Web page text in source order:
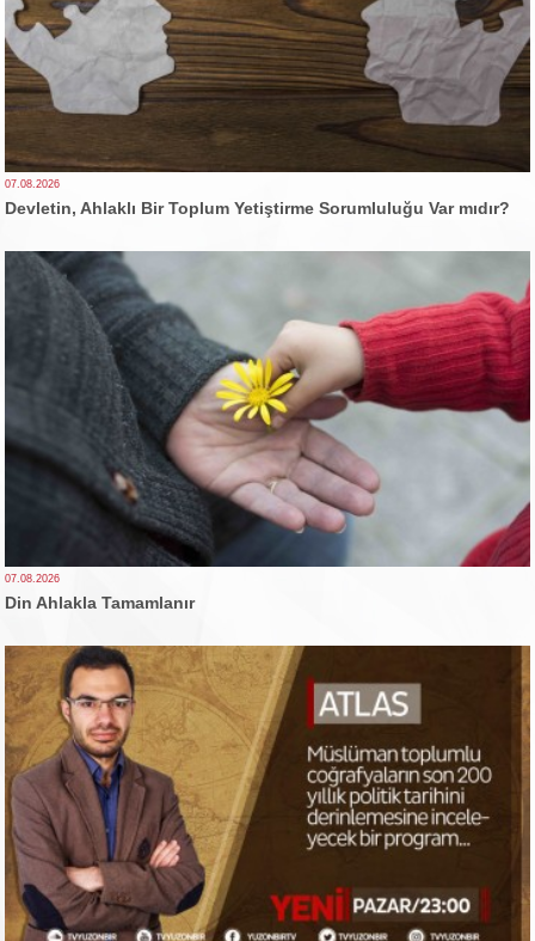
07.08.2026
Devletin, Ahlaklı Bir Toplum Yetiştirme Sorumluluğu Var mıdır?
07.08.2026
Din Ahlakla Tamamlanır